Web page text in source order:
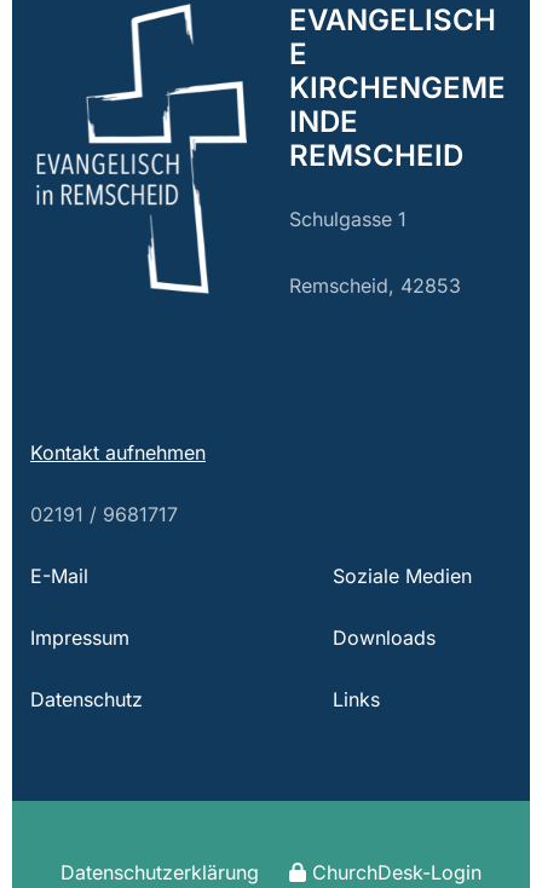
EVANGELISCH
E
KIRCHENGEME
INDE
REMSCHEID
Schulgasse 1
Remscheid, 42853
Kontakt aufnehmen
02191 / 9681717
E-Mail
Impressum
Datenschutz
Soziale Medien
Downloads
Links
Datenschutzerklärung ChurchDesk-Login